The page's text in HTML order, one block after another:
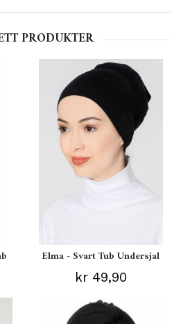
PRODUKTER
Elma - Svart Tub Undersjal
kr 49,90